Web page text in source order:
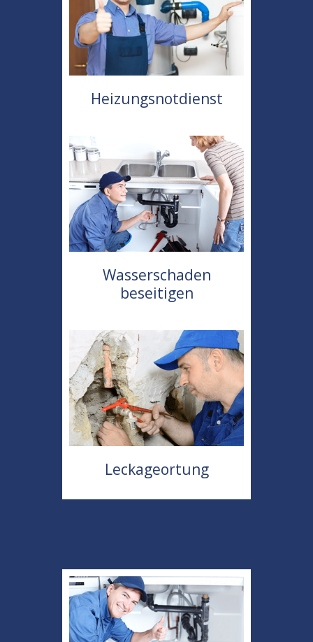
Heizungsnotdienst
Wasserschaden
beseitigen
Leckageortung